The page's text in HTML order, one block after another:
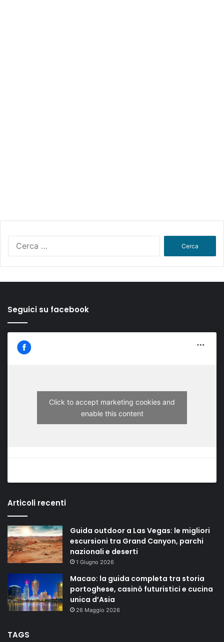
Seguici su facebook
Click to accept marketing cookies and
enable this content
Articoli recenti
Guida outdoor a Las Vegas: le migliori
escursioni tra Grand Canyon, parchi
nazionali e deserti
1 Giugno 2026
Macao: la guida completa tra storia
portoghese, casinò futuristici e cucina
unica d’Asia
26 Maggio 2026
TAGS